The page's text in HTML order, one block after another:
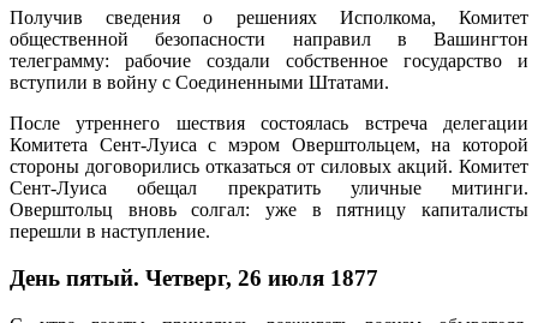
Получив сведения о решениях Исполкома, Комитет
общественной безопасности направил в Вашингтон
телеграмму: рабочие создали собственное государство и
вступили в войну с Соединенными Штатами.
После утреннего шествия состоялась встреча делегации
Комитета Сент-Луиса с мэром Оверштольцем, на которой
стороны договорились отказаться от силовых акций. Комитет
Сент-Луиса обещал прекратить уличные митинги.
Оверштольц вновь солгал: уже в пятницу капиталисты
перешли в наступление.
День пятый. Четверг, 26 июля 1877